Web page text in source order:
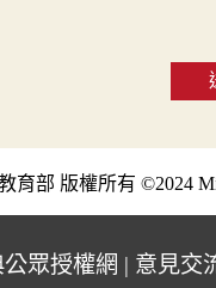
育部 版權所有 ©2024
公眾授權網 | 意見交